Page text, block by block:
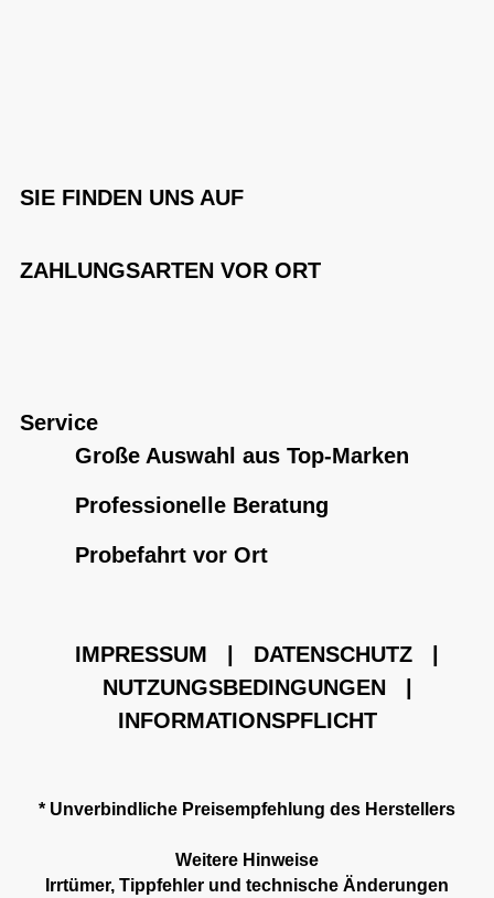
SIE FINDEN UNS AUF
ZAHLUNGSARTEN VOR ORT
Service
Große Auswahl aus Top-Marken
Professionelle Beratung
Probefahrt vor Ort
IMPRESSUM DATENSCHUTZ
NUTZUNGSBEDINGUNGEN
INFORMATIONSPFLICHT
* Unverbindliche Preisempfehlung des Herstellers
Weitere Hinweise
Irrtümer, Tippfehler und technische Änderungen